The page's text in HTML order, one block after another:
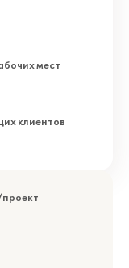
мест
клиентов